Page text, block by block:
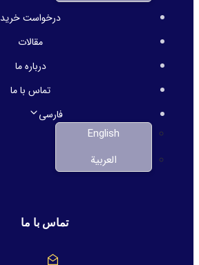
درخواست خرید
مقالات
درباره ما
تماس با ما
فارسی
English
العربية
تماس با ما